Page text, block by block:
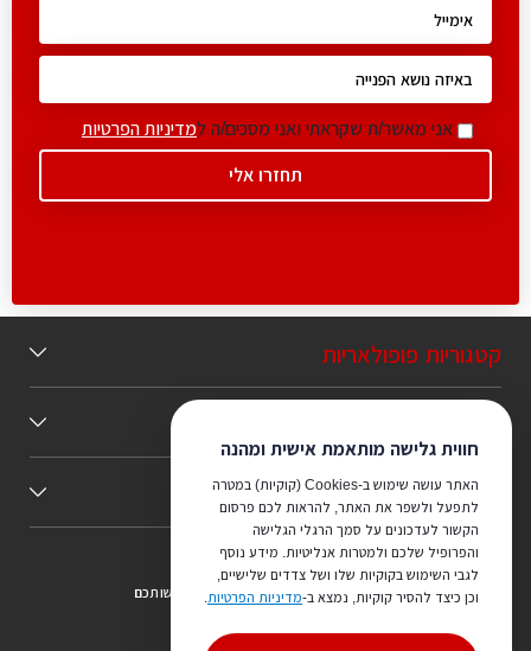
אני מאשר/ת שקראתי ואני מסכים/ה למדיניות הפרטיות
חווית גלישה מותאמת אישית ומהנה
האתר עושה שימוש ב-Cookies (קוקיות) במטרה
לתפעל ולשפר את האתר, להראות לכם פרסום
הקשור לעדכונים על סמך הרגלי הגלישה
והפרופיל שלכם ולמטרות אנליטיות. מידע נוסף
לגבי השימוש בקוקיות שלו ושל צדדים שלישיים,
וכן כיצד להסיר קוקיות, נמצא ב-מדיניות הפרטיות.
קטגוריות פופולאריות
כללי
צריכים ייעוץ מהמקצוענים שלנו? נשמח לעמוד לרשותכם